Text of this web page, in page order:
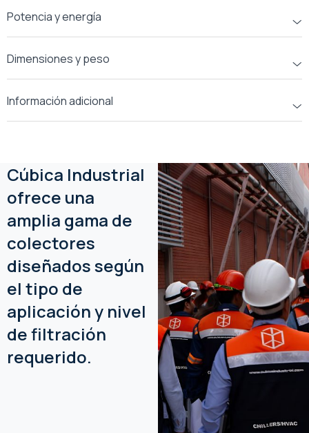
Potencia y energía
Dimensiones y peso
Información adicional
Cúbica Industrial
ofrece una
amplia gama de
colectores
diseñados según
el tipo de
aplicación y nivel
de filtración
requerido.